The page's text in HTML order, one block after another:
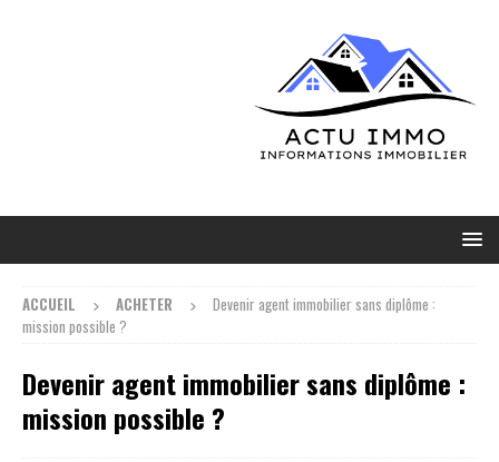
ACCUEIL ACHETER
Devenir agent immobilier sans diplôme :
mission possible ?
Devenir agent immobilier sans diplôme :
mission possible ?